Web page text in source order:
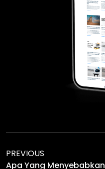
PREVIOUS
Apa Yang Menyebabkan